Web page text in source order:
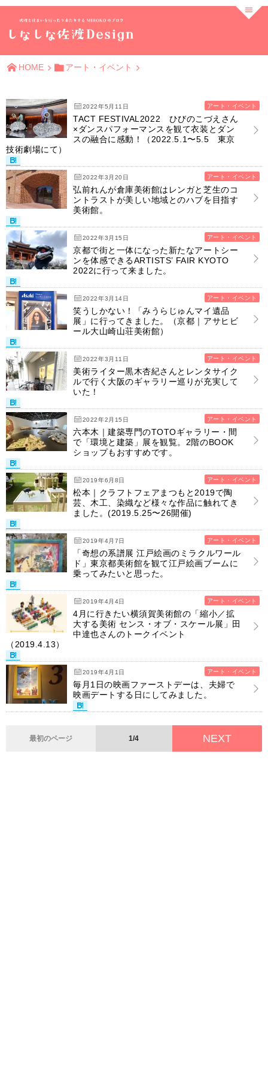
HOME アート・イベント
2022年5月11日 アート・イベント
TACT FESTIVAL2022 ひびのこづえさん
×ダンスパフォーマンスを観て衣装とダン
スの融合に感動！（2022.5.1〜5.5 東京
技術劇場にて）
2022年3月20日 アート・イベント
弘前れんが倉庫美術館はレンガと芝生のコ
ントラストが美しい地域とのハブを目指す
美術館。
2022年3月15日 アート・イベント
京都で街と一体になった新たなアートシー
ンを体感できるARTISTS’ FAIR KYOTO
2022に行って来ました。
2022年3月14日 アート・イベント
笑うしかない！「みうらじゅんマイ遺品
展」に行ってきました。（京都｜アサヒビ
ール大山崎山荘美術館）
2022年3月11日 アート・イベント
美術ライター黒木杏紀さんとレンタサイク
ルで行く大阪のギャラリー巡りが充実して
いた！
2022年2月15日 アート・イベント
六本木｜建築専門のTOTOギャラリー・間
で「環境と建築」展を観覧。2階のBOOK
ショップもおすすめです。
2019年6月8日 アート・イベント
松本｜クラフトフェアまつもと2019で陶
芸、木工、染織など様々な作品に触れてき
ました。(2019.5.25〜26開催)
2019年4月7日 アート・イベント
「奇想の系譜展 江戸絵画のミラクルワール
ド」東京都美術館を観て江戸絵画ブームに
乗ってみたいと思った。
2019年4月4日 アート・イベント
4月に行きたい横須賀美術館の「縮小／拡
大する美術 センス・オブ・スケール展」田
中達也さんのトークイベント
（2019.4.13）
2019年4月1日 アート・イベント
毎月1日の映画ファーストデーは、夫婦で
映画デートする日にしてみました。
最初のページ 1/4 NEXT